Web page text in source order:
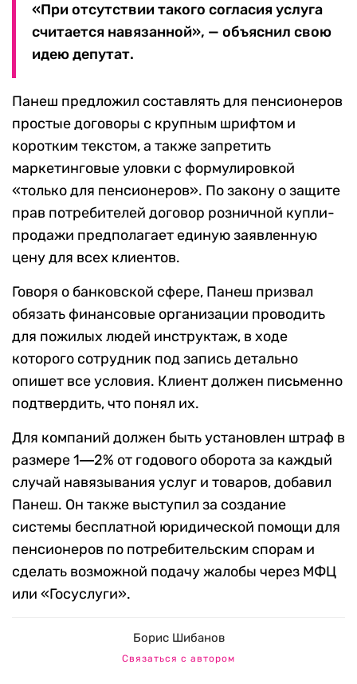
«При отсутствии такого согласия услуга
считается навязанной», — объяснил свою
идею депутат.
Панеш предложил составлять для пенсионеров
простые договоры с крупным шрифтом и
коротким текстом, а также запретить
маркетинговые уловки с формулировкой
«только для пенсионеров». По закону о защите
прав потребителей договор розничной купли-
продажи предполагает единую заявленную
цену для всех клиентов.
Говоря о банковской сфере, Панеш призвал
обязать финансовые организации проводить
для пожилых людей инструктаж, в ходе
которого сотрудник под запись детально
опишет все условия. Клиент должен письменно
подтвердить, что понял их.
Для компаний должен быть установлен штраф в
размере 1―2% от годового оборота за каждый
случай навязывания услуг и товаров, добавил
Панеш. Он также выступил за создание
системы бесплатной юридической помощи для
пенсионеров по потребительским спорам и
сделать возможной подачу жалобы через МФЦ
или «Госуслуги».
Борис Шибанов
Связаться с автором